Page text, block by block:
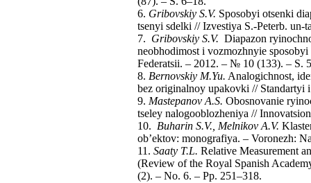
6. Gribovskiy S.V. Sposobyi otsenki
tsenyi sdelki // Izvestiya S.-Peterb.
7. Gribovskiy S.V. Diapazon
neobhodimost i vozmozhnyie
Federatsii. – 2012. – № 10 (133). – S.
8. Bernovskiy M.Yu. Analogichnost,
bez originalnoy upakovki //
9. Mastepanov A.S. Obosnovanie
tseley nalogooblozheniya //
10. Buharin S.V., Melnikov A.V.
ob’ektov: monografiya. – Voronezh:
11. Saaty T.L. Relative Measurement
(Review of the Royal Spanish
(2). – No. 6. – Pp. 251–318.